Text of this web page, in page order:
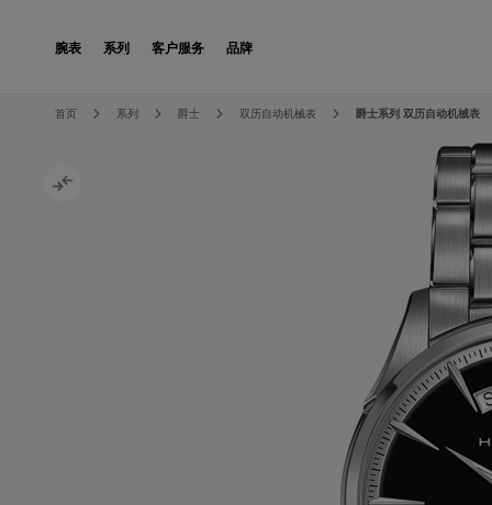
腕表 系列 客户服务 品牌
Skip to the beginning of the images gallery
首页 系列 爵士 双历自动机械表 爵士系列 双历自动机械表